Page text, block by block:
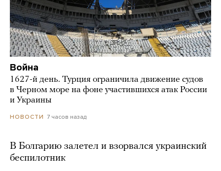
Война
1627-й день. Турция ограничила движение судов
в Черном море на фоне участившихся атак России
и Украины
НОВОСТИ 7 часов назад
В Болгарию залетел и взорвался украинский
беспилотник